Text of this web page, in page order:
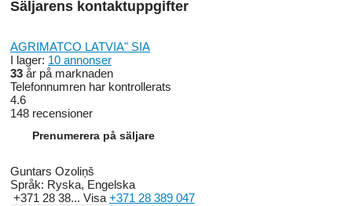
Säljarens kontaktuppgifter
AGRIMATCO LATVIA" SIA
I lager: 10 annonser
33 år på marknaden
Telefonnumren har kontrollerats
4.6
148 recensioner
Prenumerera på säljare
Guntars Ozoliņš
Språk: Ryska, Engelska
+371 28 38... Visa +371 28 389 047